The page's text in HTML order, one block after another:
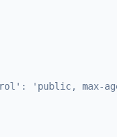
'public, max-